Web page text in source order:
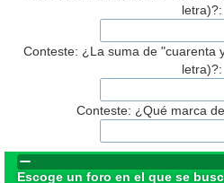
letra)?:
Conteste: ¿La suma de "cuarenta
letra)?:
Conteste: ¿Qué marca
Escoge un foro en el que se